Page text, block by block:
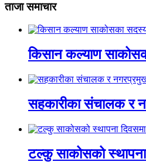
ताजा समाचार
किसान कल्याण
सहकारीका संचालक र
टल्कु साकोसको स्थापना